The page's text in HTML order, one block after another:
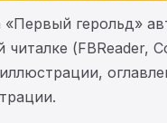
«Первый герольд»
читалке (FBReader,